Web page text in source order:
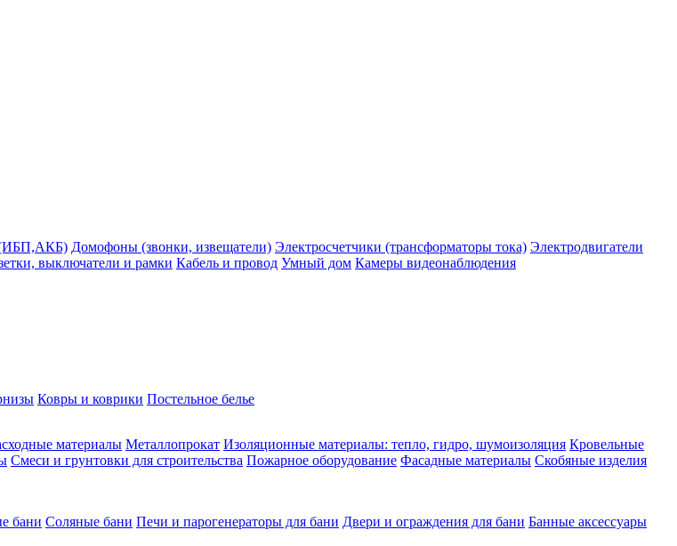
(ИБП,АКБ) Домофоны (звонки, извещатели) Электросчетчики (трансформаторы тока) Электродвигатели
выключатели и рамки Кабель и провод Умный дом Камеры видеонаблюдения
Ковры и коврики Постельное белье
материалы Металлопрокат Изоляционные материалы: тепло, гидро, шумоизоляция Кровельные
Смеси и грунтовки для строительства Пожарное оборудование Фасадные материалы Скобяные изделия
бани Соляные бани Печи и парогенераторы для бани Двери и ограждения для бани Банные аксессуары